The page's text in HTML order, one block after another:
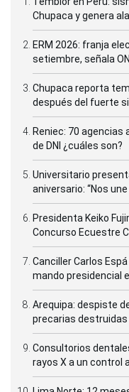
Chupaca y genera
ERM 2026: franja
setiembre, señala
Chupaca reporta
después del fuerte
Reniec: 70
de DNI ¿cuáles son?
Universitario
aniversario: “Nos
Presidenta Keiko
Concurso Ecuestre
Canciller Carlos
mando presidencial
Arequipa: despiste
precarias destruidas
Consultorios
rayos X a un control